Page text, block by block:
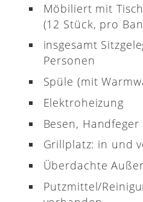
Möbiliert mit
(12 Stück, pro
insgesamt
Personen
Spüle (mit
Elektroheizung
Besen,
Grillplatz: in und
Überdachte
Putzmittel/